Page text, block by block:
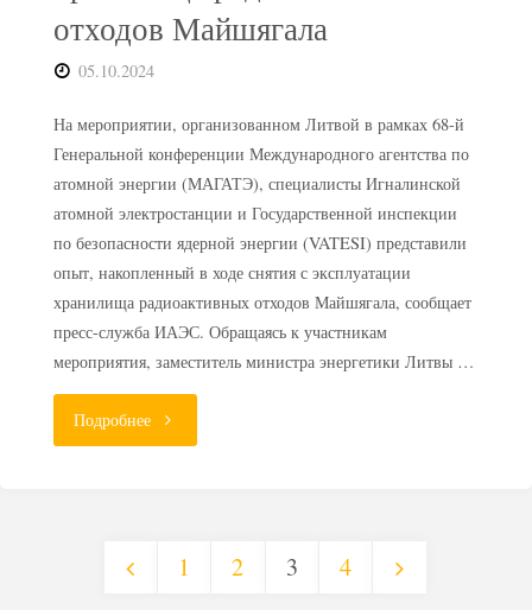
отходов Майшягала
05.10.2024
На мероприятии, организованном Литвой в рамках 68-й
Генеральной конференции Международного агентства по
атомной энергии (МАГАТЭ), специалисты Игналинской
атомной электростанции и Государственной инспекции
по безопасности ядерной энергии (VATESI) представили
опыт, накопленный в ходе снятия с эксплуатации
хранилища радиоактивных отходов Майшягала, сообщает
пресс-служба ИАЭС. Обращаясь к участникам
мероприятия, заместитель министра энергетики Литвы …
Подробнее"Литва
хранилища
1 2 3 4